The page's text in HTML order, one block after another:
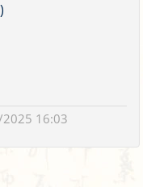
)
16:03